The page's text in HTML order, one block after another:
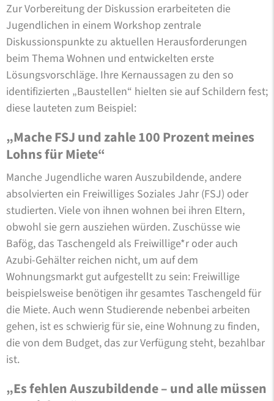
Zur Vorbereitung der Diskussion erarbeiteten die
Jugendlichen in einem Workshop zentrale
Diskussionspunkte zu aktuellen Herausforderungen
beim Thema Wohnen und entwickelten erste
Lösungsvorschläge. Ihre Kernaussagen zu den so
identifizierten „Baustellen“ hielten sie auf Schildern fest;
diese lauteten zum Beispiel:
„Mache FSJ und zahle 100 Prozent meines
Lohns für Miete“
Manche Jugendliche waren Auszubildende, andere
absolvierten ein Freiwilliges Soziales Jahr (FSJ) oder
studierten. Viele von ihnen wohnen bei ihren Eltern,
obwohl sie gern ausziehen würden. Zuschüsse wie
Bafög, das Taschengeld als Freiwillige*r oder auch
Azubi-Gehälter reichen nicht, um auf dem
Wohnungsmarkt gut aufgestellt zu sein: Freiwillige
beispielsweise benötigen ihr gesamtes Taschengeld für
die Miete. Auch wenn Studierende nebenbei arbeiten
gehen, ist es schwierig für sie, eine Wohnung zu finden,
die von dem Budget, das zur Verfügung steht, bezahlbar
ist.
„Es fehlen Auszubildende – und alle müssen